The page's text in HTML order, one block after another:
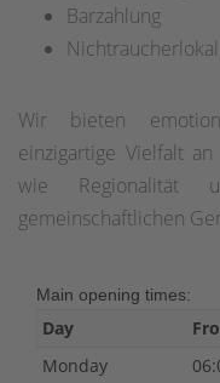
Barzahlung
Nichtraucherlokal
Wir bieten
einzigartige Vielfalt
wie Regionalität
gemeinschaftlichen
Main opening times:
Day
Monday